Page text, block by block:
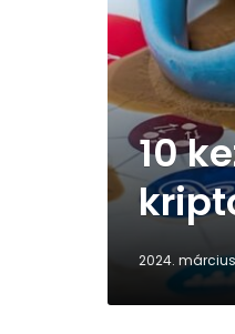
10
2024. március